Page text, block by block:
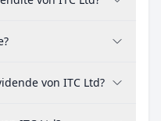
von ITC Ltd?